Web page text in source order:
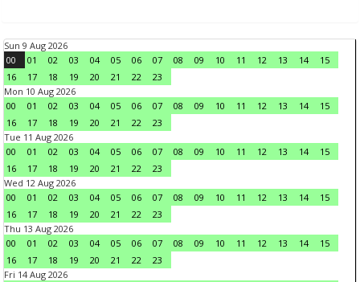
Sun 9 Aug 2026
00
01 02 03 04 05 06 07 08 09 10 11 12 13 14
15
16
17 18 19 20 21 22
23
Mon 10 Aug 2026
00
01 02 03 04 05 06 07 08 09 10 11 12 13 14
15
16
17 18 19 20 21 22
23
Tue 11 Aug 2026
00
01 02 03 04 05 06 07 08 09 10 11 12 13 14
15
16
17 18 19 20 21 22
23
Wed 12 Aug 2026
00
01 02 03 04 05 06 07 08 09 10 11 12 13 14
15
16
17 18 19 20 21 22
23
Thu 13 Aug 2026
00
01 02 03 04 05 06 07 08 09 10 11 12 13 14
15
16
17 18 19 20 21 22
23
Fri 14 Aug 2026